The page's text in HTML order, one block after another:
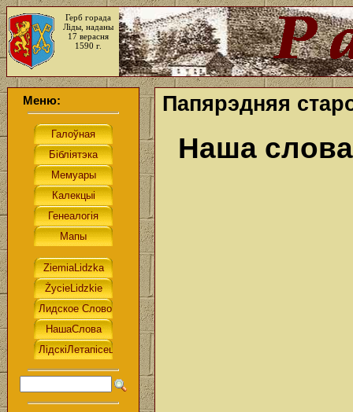
Герб горада
Ліды, наданы
17 верасня
1590 г.
Меню: Папярэдняя
Наша